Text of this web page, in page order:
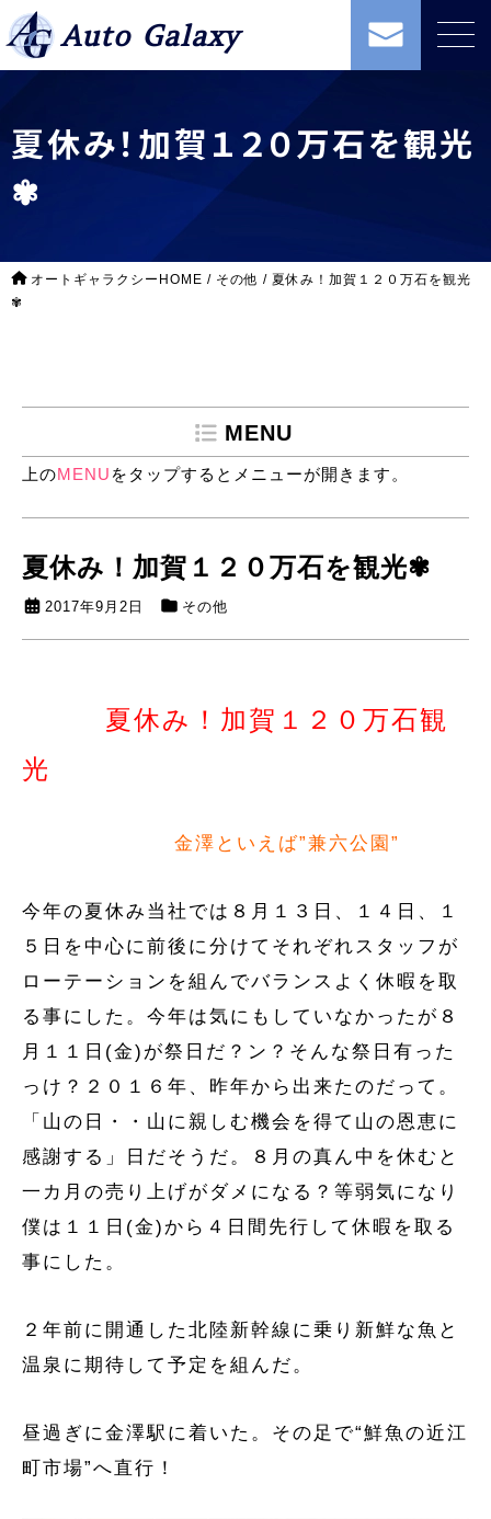
Auto Galaxy
夏休み！加賀１２０万石を観光
✾
オートギャラクシーHOME / その他 / 夏休み！加賀１２０万石を観光
✾
MENU
上のMENU をタップするとメニューが開きます。
夏休み！加賀１２０万石を観光✾
2017年9月2日 その他
夏休み！加賀１２０万石観
光
金澤といえば”兼六公園”
今年の夏休み当社では８月１３日、１４日、１
５日を中心に前後に分けてそれぞれスタッフが
ローテーションを組んでバランスよく休暇を取
る事にした。今年は気にもしていなかったが８
月１１日(金)が祭日だ？ン？そんな祭日有った
っけ？２０１６年、昨年から出来たのだって。
「山の日・・山に親しむ機会を得て山の恩恵に
感謝する」日だそうだ。８月の真ん中を休むと
一カ月の売り上げがダメになる？等弱気になり
僕は１１日(金)から４日間先行して休暇を取る
事にした。
２年前に開通した北陸新幹線に乗り新鮮な魚と
温泉に期待して予定を組んだ。
昼過ぎに金澤駅に着いた。その足で“鮮魚の近江
町市場”へ直行！